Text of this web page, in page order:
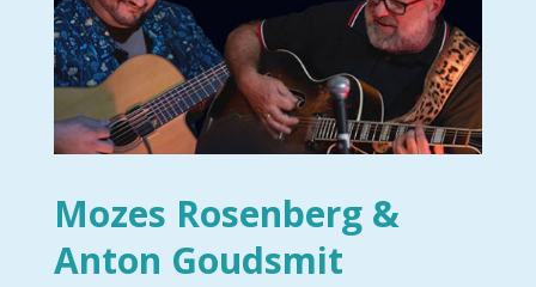
Mozes Rosenberg &
Anton Goudsmit